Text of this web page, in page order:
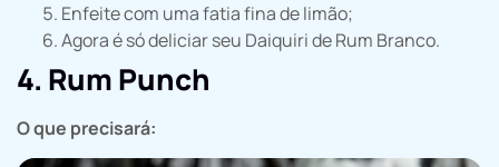
Enfeite com uma fatia fina de limão;
Agora é só deliciar seu Daiquiri de Rum Branco.
4. Rum Punch
O que precisará: